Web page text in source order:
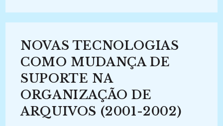
Letramento
Projeto
SESA
(2014-
2018)
NOVAS TECNOLOGIAS
COMO MUDANÇA DE
SUPORTE NA
ORGANIZAÇÃO DE
ARQUIVOS (2001-2002)